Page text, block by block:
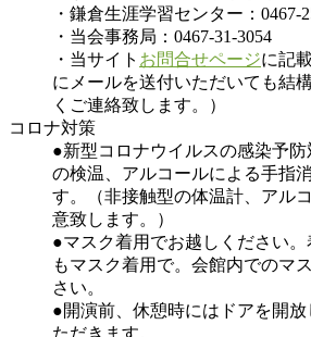
・鎌倉生涯学習センター：0467-
・当会事務局：0467-31-3054
・当サイト お問合せページに記
にメールを送付いただいても結
くご連絡致します。）
コロナ対策
●新型コロナウイルスの感染予
の検温、アルコールによる手指
す。（非接触型の体温計、アル
意致します。）
●マスク着用でお越しください
もマスク着用で。会館内でのマ
さい。
●開演前、休憩時にはドアを開
ただきます。